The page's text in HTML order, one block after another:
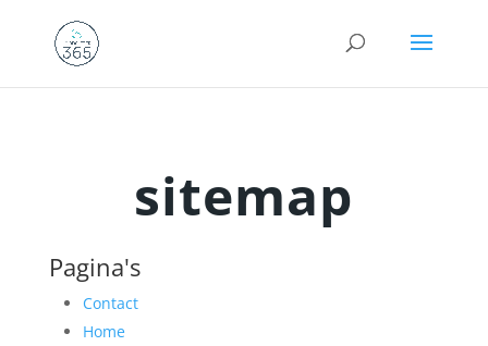
sitemap
Pagina's
Contact
Home